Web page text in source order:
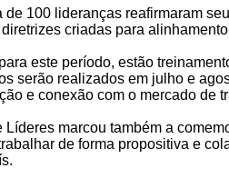
de 100 lideranças reafirmaram
criadas para
este período, estão
serão realizados em julho e
e conexão com o mercado de
Líderes marcou também a
de forma propositiva e